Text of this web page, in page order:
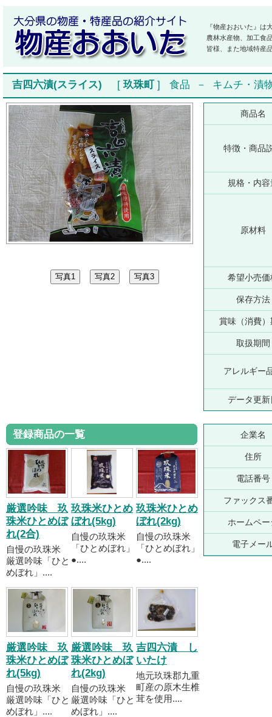
『物産おおいた』は
農林水産物、加工食
皆様、また地域特産
吉四六漬(スライス) [ 玖珠町 ] 食品 － キムチ・漬
商品名
特徴・商品
規格・内容
原材料
希望小売価
保存方法
賞味（消費）
取扱期間
アレルギー
データ更新
登録商品の一覧
厳選吟味 玖
珠米ひとめぼ
れ(2合)
自慢の玖珠米
厳選吟味「ひと
めぼれ」....
玖珠米ひとめ
ぼれ(5kg)
自慢の玖珠米
「ひとめぼれ」
●....
玖珠米ひとめ
ぼれ(2kg)
自慢の玖珠米
「ひとめぼれ」
●....
厳選吟味 玖
珠米ひとめぼ
れ(5kg)
自慢の玖珠米
厳選吟味「ひと
めぼれ」....
厳選吟味 玖
珠米ひとめぼ
れ(2kg)
自慢の玖珠米
厳選吟味「ひと
めぼれ」....
吉四六漬 し
いたけ
地元玖珠郡九重
町産の原木生椎
茸を使用....
企業名
住所
電話番号
ファックス
ホームペー
電子メー